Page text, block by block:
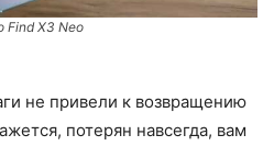
Find X3 Neo
не привели к возвращению
потерян навсегда, вам